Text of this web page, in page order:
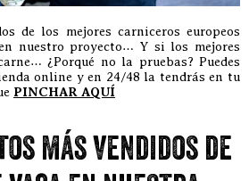
de los mejores carniceros europeos
nuestro proyecto… Y si los mejores
¿Porqué no la pruebas? Puedes
online y en 24/48 la tendrás en tu
PINCHAR AQUÍ
más vendidos de